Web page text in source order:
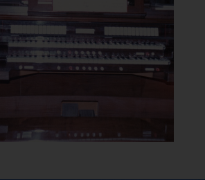
in Traspontina
Tastiere
[
Clicca per ingrandire